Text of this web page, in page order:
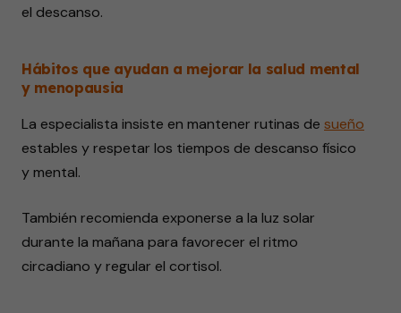
el descanso.
Hábitos que ayudan a mejorar la salud mental
y menopausia
La especialista insiste en mantener rutinas de sueño
estables y respetar los tiempos de descanso físico
y mental.
También recomienda exponerse a la luz solar
durante la mañana para favorecer el ritmo
circadiano y regular el cortisol.